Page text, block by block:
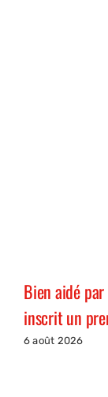
Bien aidé
inscrit un
6 août 2026